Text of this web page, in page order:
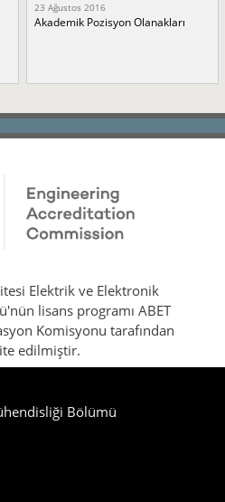
23 Ağustos 2016
Akademik Pozisyon Olanakları
Elektrik ve Elektronik
lisans programı ABET
Komisyonu tarafından
edilmiştir.
Bölümü